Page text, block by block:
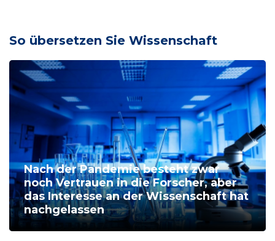
So übersetzen Sie Wissenschaft
Nach der Pandemie besteht zwar
noch Vertrauen in die Forscher, aber
das Interesse an der Wissenschaft hat
nachgelassen